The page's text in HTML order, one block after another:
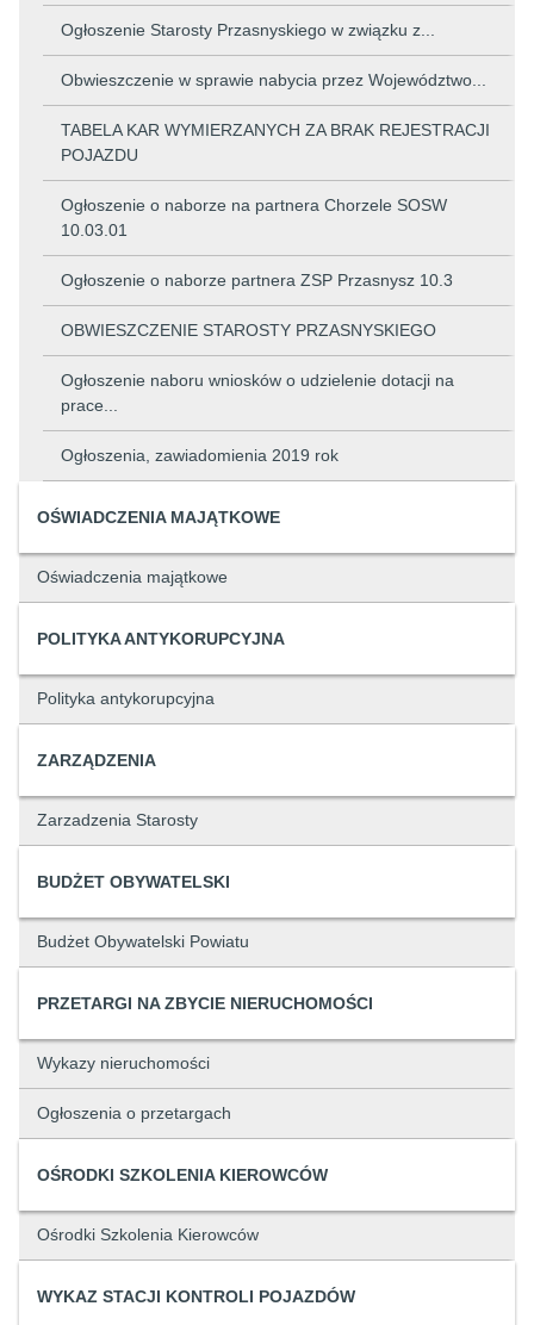
Ogłoszenie Starosty Przasnyskiego w związku z...
Obwieszczenie w sprawie nabycia przez Województwo...
TABELA KAR WYMIERZANYCH ZA BRAK REJESTRACJI
POJAZDU
Ogłoszenie o naborze na partnera Chorzele SOSW
10.03.01
Ogłoszenie o naborze partnera ZSP Przasnysz 10.3
OBWIESZCZENIE STAROSTY PRZASNYSKIEGO
Ogłoszenie naboru wniosków o udzielenie dotacji na
prace...
Ogłoszenia, zawiadomienia 2019 rok
OŚWIADCZENIA MAJĄTKOWE
Oświadczenia majątkowe
POLITYKA ANTYKORUPCYJNA
Polityka antykorupcyjna
ZARZĄDZENIA
Zarzadzenia Starosty
BUDŻET OBYWATELSKI
Budżet Obywatelski Powiatu
PRZETARGI NA ZBYCIE NIERUCHOMOŚCI
Wykazy nieruchomości
Ogłoszenia o przetargach
OŚRODKI SZKOLENIA KIEROWCÓW
Ośrodki Szkolenia Kierowców
WYKAZ STACJI KONTROLI POJAZDÓW